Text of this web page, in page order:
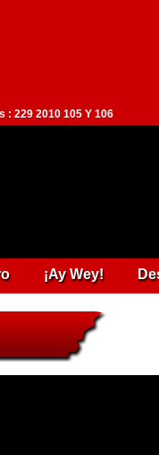
: 229 2010 105 Y 106
¡Ay Wey!